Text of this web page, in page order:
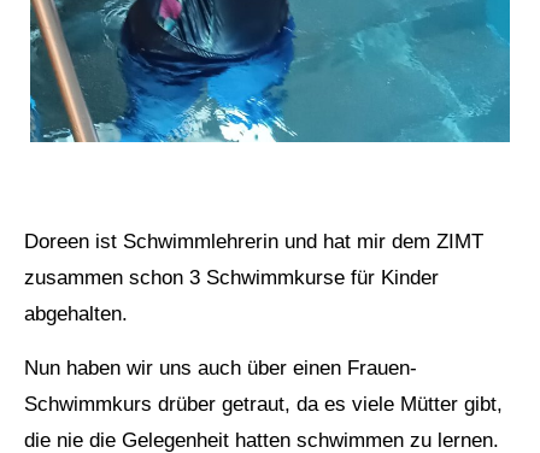
Doreen ist Schwimmlehrerin und hat mir dem ZIMT
zusammen schon 3 Schwimmkurse für Kinder
abgehalten.
Nun haben wir uns auch über einen Frauen-
Schwimmkurs drüber getraut, da es viele Mütter gibt,
die nie die Gelegenheit hatten schwimmen zu lernen.